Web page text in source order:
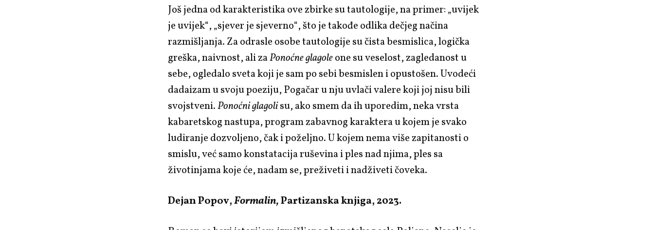
Još jedna od karakteristika ove zbirke su tautologije, na primer: „uvijek
je uvijek“, „sjever je sjeverno“, što je takođe odlika dečjeg načina
razmišljanja. Za odrasle osobe tautologije su čista besmislica, logička
greška, naivnost, ali zaPonoćne glagoleone su veselost, zagledanost u
sebe, ogledalo sveta koji je sam po sebi besmislen i opustošen. Uvodeći
dadaizam u svoju poeziju, Pogačar u nju uvlači valere koji joj nisu bili
svojstveni.Ponoćni glagolisu, ako smem da ih uporedim, neka vrsta
kabaretskog nastupa, program zabavnog karaktera u kojem je svako
ludiranje dozvoljeno, čak i poželjno. U kojem nema više zapitanosti o
smislu, već samo konstatacija ruševina i ples nad njima, ples sa
životinjama koje će, nadam se, preživeti i nadživeti čoveka.
Dejan Popov,Formalin,Partizanska knjiga, 2023.